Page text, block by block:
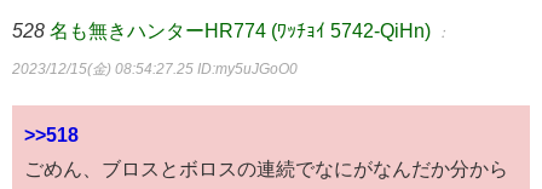
528 名も無きハンターHR774 (ﾜｯﾁｮｲ 5742-QiHn) ：
2023/12/15(金) 08:54:27.25 ID:my5uJGoO0
>>518
ごめん、ブロスとボロスの連続でなにがなんだか分から